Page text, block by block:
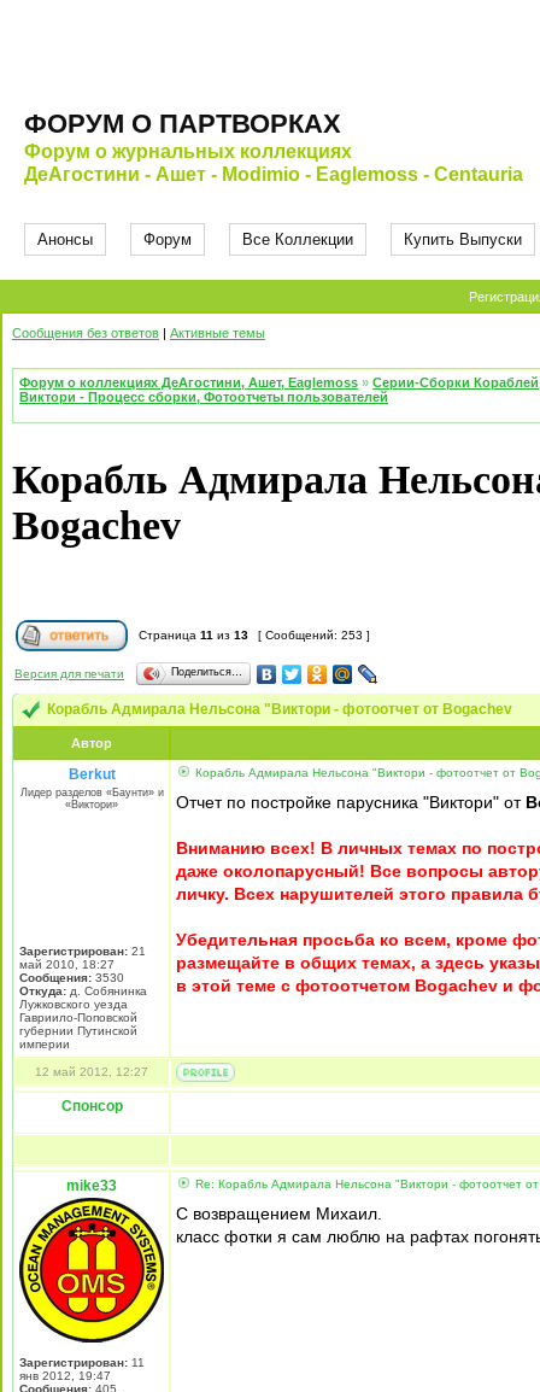
ФОРУМ О ПАРТВОРКАХ
Форум о журнальных коллекциях
ДеАгостини - Ашет - Modimio - Eaglemoss - Centauria
Анонсы Форум Все Коллекции Купить Выпуски
Сообщения без ответов | Активные темы
Форум о коллекциях ДеАгостини, Ашет, Eaglemoss » Серии-Сборки Кораблей
Виктори - Процесс сборки, Фотоотчеты пользователей
Корабль Адмирала
Bogachev
Страница 11 из 13 [ Сообщений: 253 ]
Версия для печати Поделиться…
Корабль Адмирала Нельсона "Виктори - фотоотчет от Bogachev
Автор
Berkut
Лидер разделов «Баунти» и
«Виктори»
Зарегистрирован: 21
май 2010, 18:27
Сообщения: 3530
Откуда: д. Собянинка
Лужковского уезда
Гавриило-Поповской
губернии Путинской
империи
Корабль Адмирала Нельсона "Виктори - фотоотчет от
Отчет по постройке парусника "Виктори" от
Вниманию всех! В личных темах по
даже околопарусный! Все вопросы
личку. Всех нарушителей этого правила
Убедительная просьба ко всем, кроме
размещайте в общих темах, а здесь
в этой теме с фотоотчетом Bogachev и
12 май 2012, 12:27
Спонсор
mike33
Зарегистрирован: 11
янв 2012, 19:47
Сообщения: 405
Re: Корабль Адмирала Нельсона "Виктори - фотоотчет
C возвращением Михаил.
класс фотки я сам люблю на рафтах